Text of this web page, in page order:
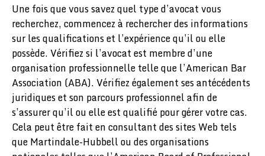
Une fois que vous savez quel type d’avocat vous
recherchez, commencez à rechercher des informations
sur les qualifications et l’expérience qu’il ou elle
possède. Vérifiez si l’avocat est membre d’une
organisation professionnelle telle que l’American Bar
Association (ABA). Vérifiez également ses antécédents
juridiques et son parcours professionnel afin de
s’assurer qu’il ou elle est qualifié pour gérer votre cas.
Cela peut être fait en consultant des sites Web tels
que Martindale-Hubbell ou des organisations